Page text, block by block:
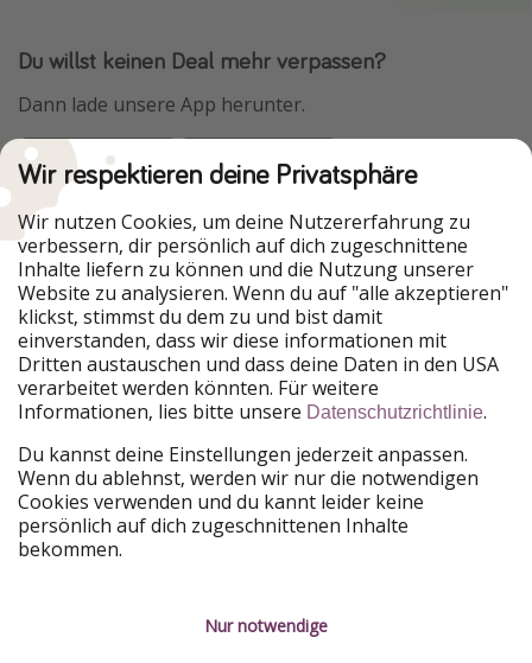
Du willst keinen Deal mehr verpassen?
Dann lade unsere App herunter.
Urlaubspiraten ist Teil der HolidayPirates Group
Unsere Märkte
PiratinViaggio
HolidayPirates
VakantiePiraten
WakacyjniPiraci
VoyagesPirates
Ferienpiraten
Urlaubspiraten
ViajerosPiratas
TravelPirates
HolidayPirates Group
Lerne uns kennen
Über uns
Rechtliches
Wir respektieren deine Privatsphäre
Wir nutzen Cookies, um deine Nutzererfahrung zu
verbessern, dir persönlich auf dich zugeschnittene
Inhalte liefern zu können und die Nutzung unserer
Website zu analysieren. Wenn du auf "alle akzeptieren"
klickst, stimmst du dem zu und bist damit
einverstanden, dass wir diese informationen mit
Dritten austauschen und dass deine Daten in den USA
verarbeitet werden könnten. Für weitere
Informationen, lies bitte unsere Datenschutzrichtlinie.
Du kannst deine Einstellungen jederzeit anpassen.
Wenn du ablehnst, werden wir nur die notwendigen
Cookies verwenden und du kannt leider keine
persönlich auf dich zugeschnittenen Inhalte
bekommen.
Nur notwendige